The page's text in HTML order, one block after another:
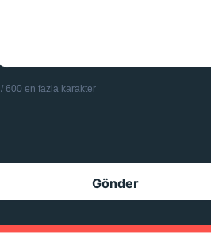
600 en fazla karakter